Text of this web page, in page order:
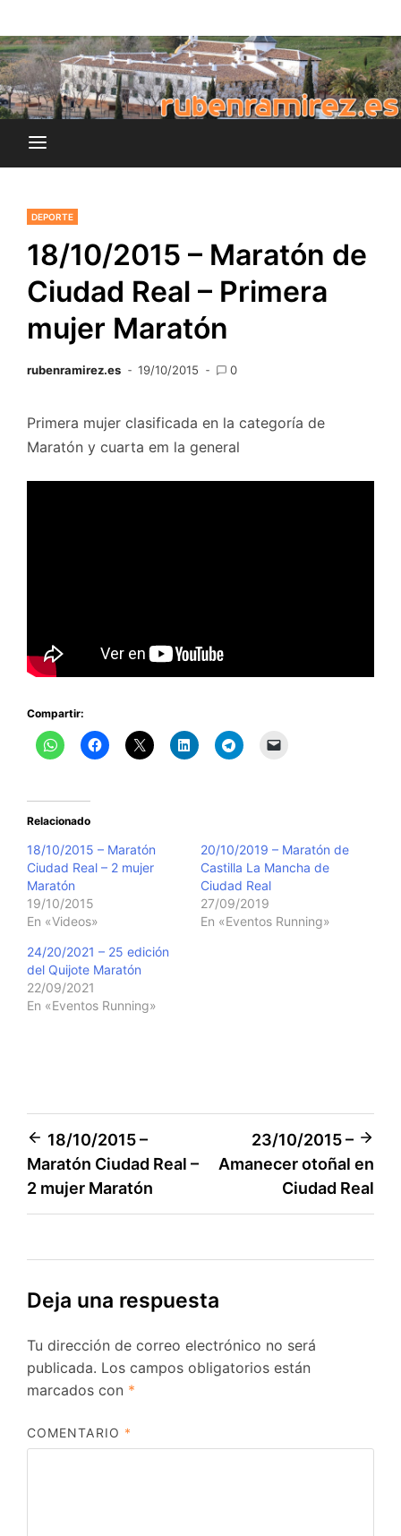
al
contenido
rubenramirez.es
DEPORTE
18/10/2015 – Maratón de
Ciudad Real – Primera
mujer Maratón
rubenramirez.es 19/10/2015 0
Primera mujer clasificada en la categoría de
Maratón y cuarta em la general
Compartir:
Relacionado
18/10/2015 – Maratón
Ciudad Real – 2 mujer
Maratón
19/10/2015
En «Videos»
20/10/2019 – Maratón de
Castilla La Mancha de
Ciudad Real
27/09/2019
En «Eventos Running»
24/20/2021 – 25 edición
del Quijote Maratón
22/09/2021
En «Eventos Running»
Navegación
de
entradas
18/10/2015 –
Maratón Ciudad Real –
2 mujer Maratón
23/10/2015 –
Amanecer otoñal en
Ciudad Real
Deja una respuesta
Tu dirección de correo electrónico no será
publicada. Los campos obligatorios están
marcados con *
COMENTARIO *